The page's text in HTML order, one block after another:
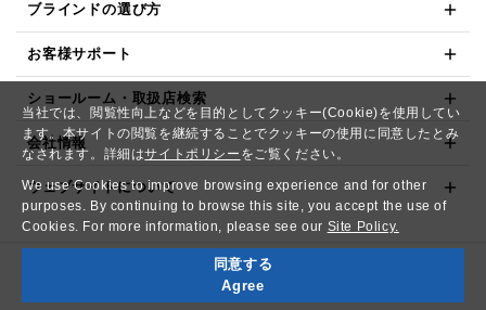
当社では、閲覧性向上などを目的としてクッキー(Cookie)を使用してい
ます。本サイトの閲覧を継続することでクッキーの使用に同意したとみ
なされます。詳細はサイトポリシー をご覧ください。
We use Cookies to improve browsing experience and for other
purposes. By continuing to browse this site, you accept the use of
Cookies. For more information, please see our Site Policy.
同意する
Agree
ブラインドの選び方
お客様サポート
ショールーム・取扱店検索
会社情報
ウェブサイトについて
Copyright© NICHIBEI CO.,LTD. All Rights Reserved.